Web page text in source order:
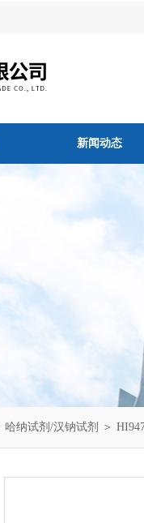
新闻动态
哈纳试剂/汉钠试剂 ＞